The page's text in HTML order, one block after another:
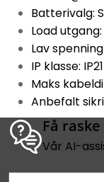
Batterivalg:
Load
Lav
IP klasse: IP21
Maks
Anbefalt
Få
Vår AI-